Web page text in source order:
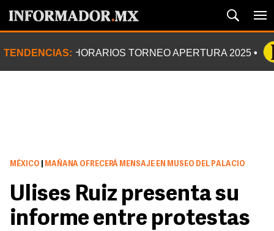
TENDENCIAS: HORARIOS TORNEO APERTURA 2025
MÉXICO MAÑANA OFRECERÁ MENSAJE EN MUSEO DEL PALACIO
Ulises Ruiz presenta su
informe entre protestas